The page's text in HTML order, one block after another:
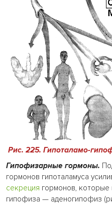
Рис. 225. Гипоталамо-
Гипофизарные гормоны.
гормонов гипоталамуса
секреция гормонов,
гипофиза — аденогипофиз